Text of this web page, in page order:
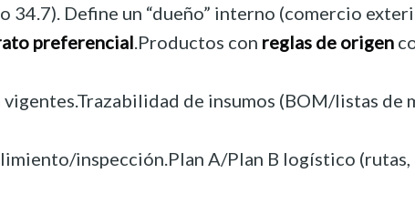
34.7). Define un “dueño” interno (comercio
preferencial .Productos con reglas de origen
de insumos (BOM/listas
inspección.Plan A/Plan B logístico